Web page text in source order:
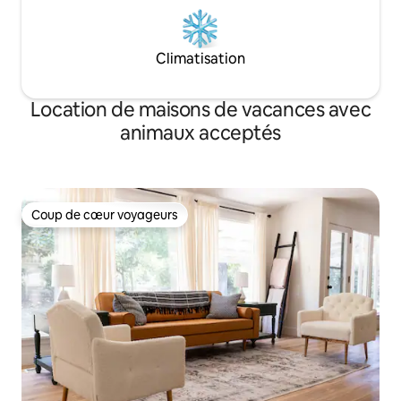
Climatisation
Location de maisons de vacances avec
animaux acceptés
Coup de cœur voyageurs
Coup de cœur voyageurs